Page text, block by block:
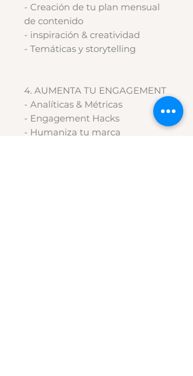
- Creación de tu plan mensual
de contenido
- inspiración & creatividad
- Temáticas y storytelling
4. AUMENTA TU ENGAGEMENT
- Analíticas & Métricas
- Engagement Hacks
- Humaniza tu marca